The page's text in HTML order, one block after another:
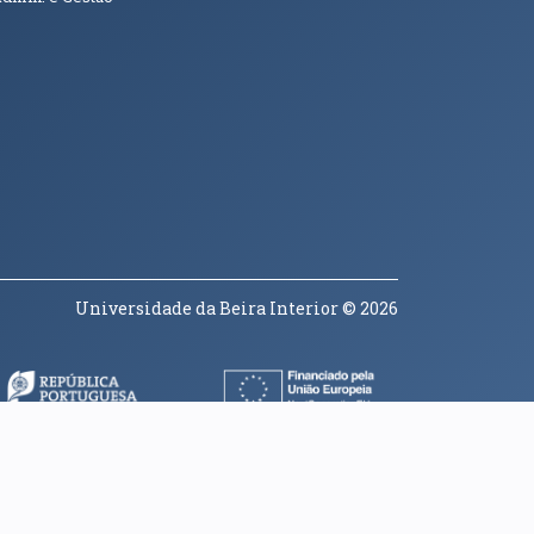
Universidade da Beira Interior© 2026
janela) (abre em nova janela)